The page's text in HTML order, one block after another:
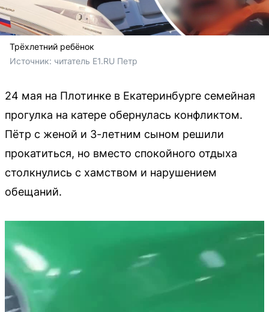
Трёхлетний ребёнок
Источник: читатель E1.RU Петр
24 мая на Плотинке в Екатеринбурге семейная
прогулка на катере обернулась конфликтом.
Пётр с женой и 3-летним сыном решили
прокатиться, но вместо спокойного отдыха
столкнулись с хамством и нарушением
обещаний.